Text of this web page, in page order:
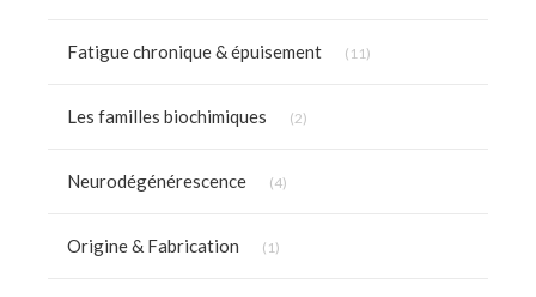
Fatigue chronique & épuisement (11)
Les familles biochimiques (2)
Neurodégénérescence (4)
Origine & Fabrication (1)